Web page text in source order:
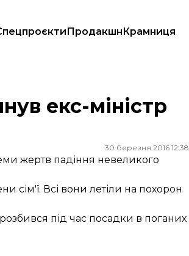
ПродакшнКрамниця
екс-міністр
30 березня 2016 12:38
жертв падіння невеликого
сім'ї. Всі вони летіли на похорон
під час посадки в поганих